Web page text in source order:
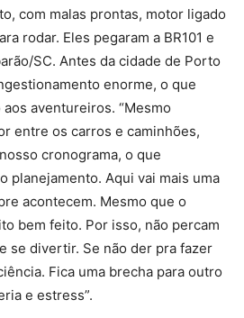
com malas prontas, motor ligado
rodar. Eles pegaram a BR101 e
SC. Antes da cidade de Porto
enorme, o que
aventureiros. “Mesmo
entre os carros e caminhões,
cronograma, o que
planejamento. Aqui vai mais uma
acontecem. Mesmo que o
bem feito. Por isso, não percam
se divertir. Se não der pra fazer
Fica uma brecha para outro
e estress”.